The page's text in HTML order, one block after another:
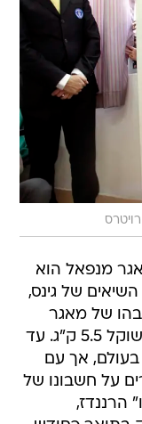
רויטרס
מנפאל הוא
של גינס,
את יום הלדתו ה-18. גובהו של מאגר
הוא 67.08 סנטימטרים בלבד, והוא שוקל 5.5 ק"ג. עד
בעולם, אך עם
על חשבונו של
"ניניו" הרננדז,